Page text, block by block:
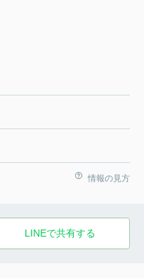
情報の見方
LINEで共有する